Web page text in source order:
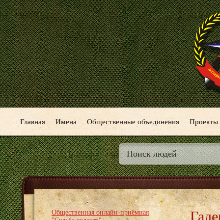
Главная Имена Общественные объединения Проекты
Общественная онлайн-приёмная